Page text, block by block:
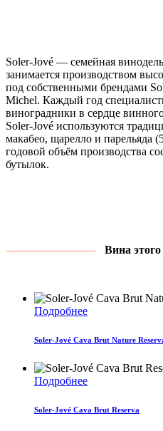
Soler-Jové — семейная
занимается производством
под собственными брендами
Michel. Каждый год
виноградники в сердце
Soler-Jové используются
макабео, щарелло и парельяда
годовой объём производства
бутылок.
Вина этого
Подробнее
Soler-Jové Cava Brut Nature
Подробнее
Soler-Jové Cava Brut Reserva